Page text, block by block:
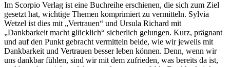
Im Scorpio Verlag ist eine Buchreihe erschienen, die sich zum Ziel
gesetzt hat, wichtige Themen komprimiert zu vermitteln. Sylvia
Wetzel ist dies mit „Vertrauen“ und Ursula Richard mit
„Dankbarkeit macht glücklich“ sicherlich gelungen. Kurz, prägnant
und auf den Punkt gebracht vermitteln beide, wie wir jeweils mit
Dankbarkeit und Vertrauen besser leben können. Denn, wenn wir
uns dankbar fühlen, sind wir mit dem zufrieden, was bereits da ist,